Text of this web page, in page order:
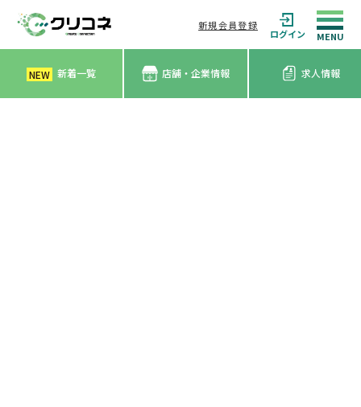
新規会員登録
ログイン
NEW 新着一覧 店舗・企業情報 求人情報